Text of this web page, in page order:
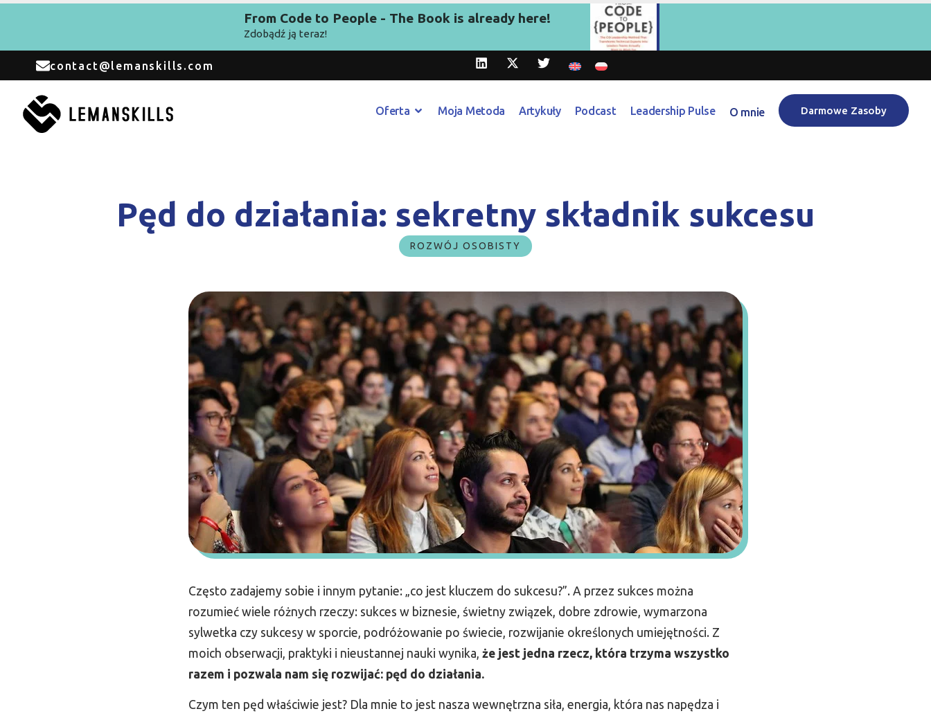
From Code to People - The Book is already here!
Zdobądź ją teraz!
contact@lemanskills.com
Oferta Moja Metoda Artykuły Podcast Leadership Pulse O mnie Darmowe Zasoby
Pęd do działania: sekretny składnik sukcesu
ROZWÓJ OSOBISTY
Często zadajemy sobie i innym pytanie: „co jest kluczem do sukcesu?”. A przez sukces można
rozumieć wiele różnych rzeczy: sukces w biznesie, świetny związek, dobre zdrowie, wymarzona
sylwetka czy sukcesy w sporcie, podróżowanie po świecie, rozwijanie określonych umiejętności. Z
moich obserwacji, praktyki i nieustannej nauki wynika, że jest jedna rzecz, która trzyma wszystko
razem i pozwala nam się rozwijać: pęd do działania.
Czym ten pęd właściwie jest? Dla mnie to jest nasza wewnętrzna siła, energia, która nas napędza i